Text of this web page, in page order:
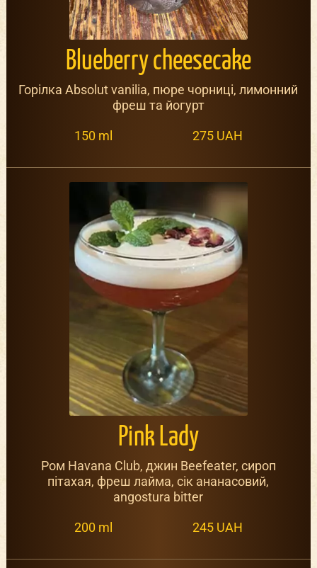
Blueberry cheesecake
Горілка Absolut vanilia, пюре чорниці, лимонний
фреш та йогурт
150 ml 275 UAH
Pink Lady
Ром Havana Club, джин Beefeater, сироп
пітахая, фреш лайма, сік ананасовий,
angostura bitter
200 ml 245 UAH